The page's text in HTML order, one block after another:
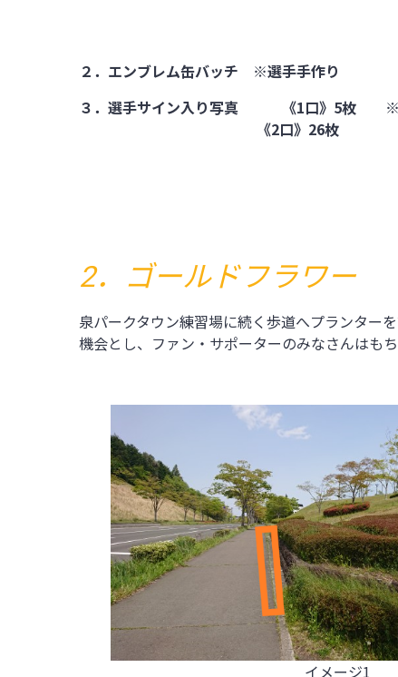
２．エンブレム缶バッチ ※選手手作り
３．選手サイン入り写真 《1口》5枚 ※
《2口》26枚
2．ゴールドフラワー
泉パークタウン練習場に続く歩道へプランター
機会とし、ファン・サポーターのみなさんはも
イメージ1